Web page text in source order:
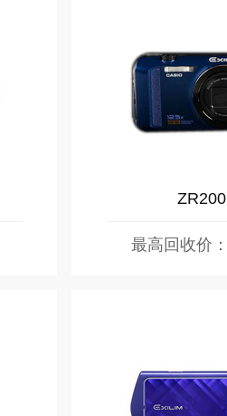
ZR200
最高回收价：